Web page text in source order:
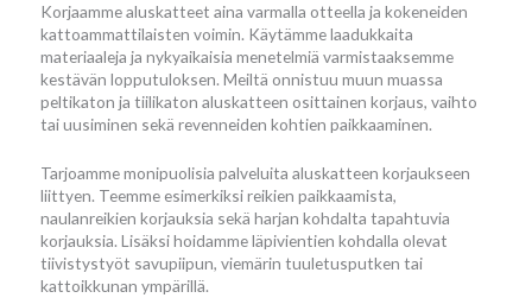
Korjaamme aluskatteet aina varmalla otteella ja kokeneiden
kattoammattilaisten voimin. Käytämme laadukkaita
materiaaleja ja nykyaikaisia menetelmiä varmistaaksemme
kestävän lopputuloksen. Meiltä onnistuu muun muassa
peltikaton ja tiilikaton aluskatteen osittainen korjaus, vaihto
tai uusiminen sekä revenneiden kohtien paikkaaminen.
Tarjoamme monipuolisia palveluita aluskatteen korjaukseen
liittyen. Teemme esimerkiksi reikien paikkaamista,
naulanreikien korjauksia sekä harjan kohdalta tapahtuvia
korjauksia. Lisäksi hoidamme läpivientien kohdalla olevat
tiivistystyöt savupiipun, viemärin tuuletusputken tai
kattoikkunan ympärillä.